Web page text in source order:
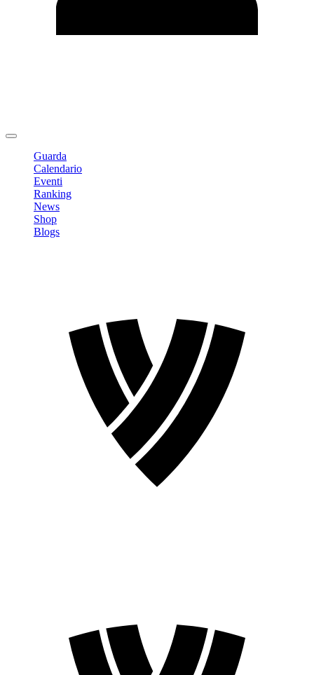
Guarda
Calendario
Eventi
Ranking
News
Shop
Blogs